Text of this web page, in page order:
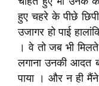
हुए चहरे के पीछे
उजागर हो पाई
। वे तो जब भी
लगाना उनकी आदत
पाया । और न ही